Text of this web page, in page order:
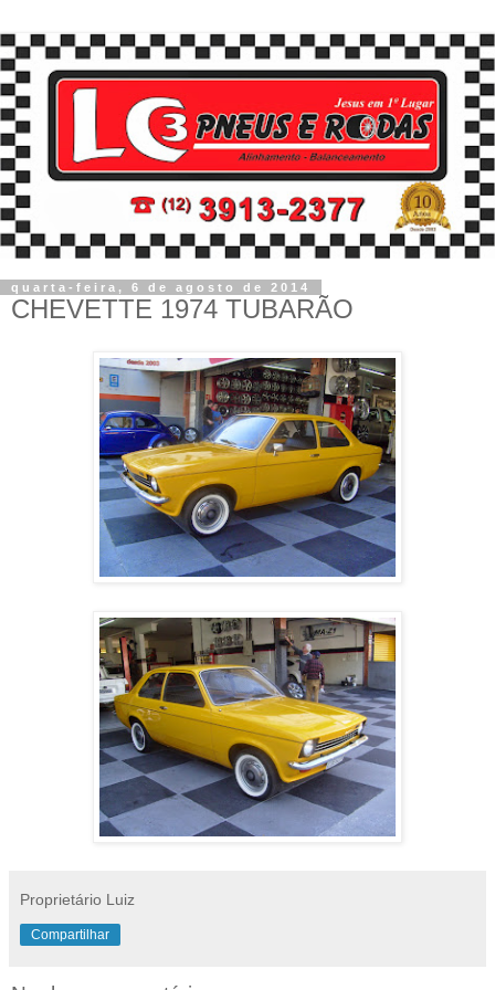
quarta-feira, 6 de agosto de 2014
CHEVETTE 1974 TUBARÃO
Proprietário Luiz
Compartilhar